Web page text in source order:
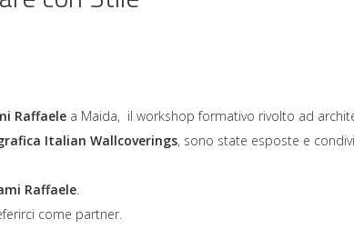
Raffaele a Maida, il workshop formativo rivolto ad
Italian Wallcoverings, sono state esposte e
Raffaele.
come partner.